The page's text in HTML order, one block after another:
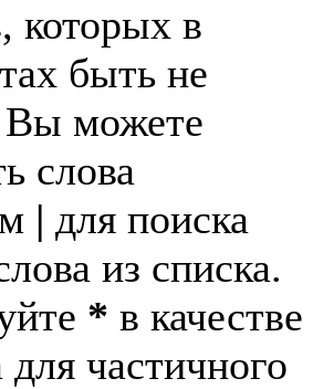
которых в
быть не
можете
слова
| для поиска
из списка.
* в качестве
частичного